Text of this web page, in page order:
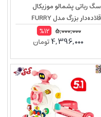
سگ رباتی پشمالو موزیکال
قلاده‌دار بزرگ مدل FURRY
PETS 55F9 – نرم، سنسوردار و
مناسب هدیه کودک
5,000,000
%12
4,396,000تومان